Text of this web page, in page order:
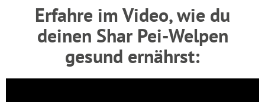
Erfahre im Video, wie du
deinen Shar Pei-Welpen
gesund ernährst: